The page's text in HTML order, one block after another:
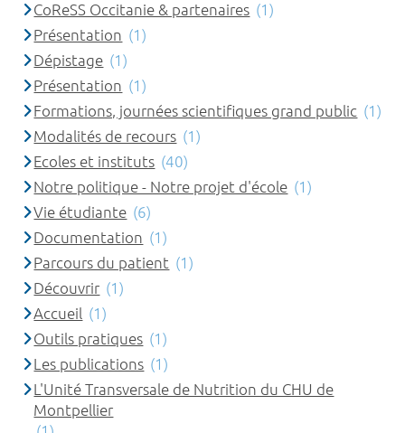
CoReSS Occitanie & partenaires (1)
Présentation (1)
Dépistage (1)
Présentation (1)
Formations, journées scientifiques grand public (1)
Modalités de recours (1)
Ecoles et instituts (40)
Notre politique - Notre projet d'école (1)
Vie étudiante (6)
Documentation (1)
Parcours du patient (1)
Découvrir (1)
Accueil (1)
Outils pratiques (1)
Les publications (1)
L'Unité Transversale de Nutrition du CHU de
Montpellier